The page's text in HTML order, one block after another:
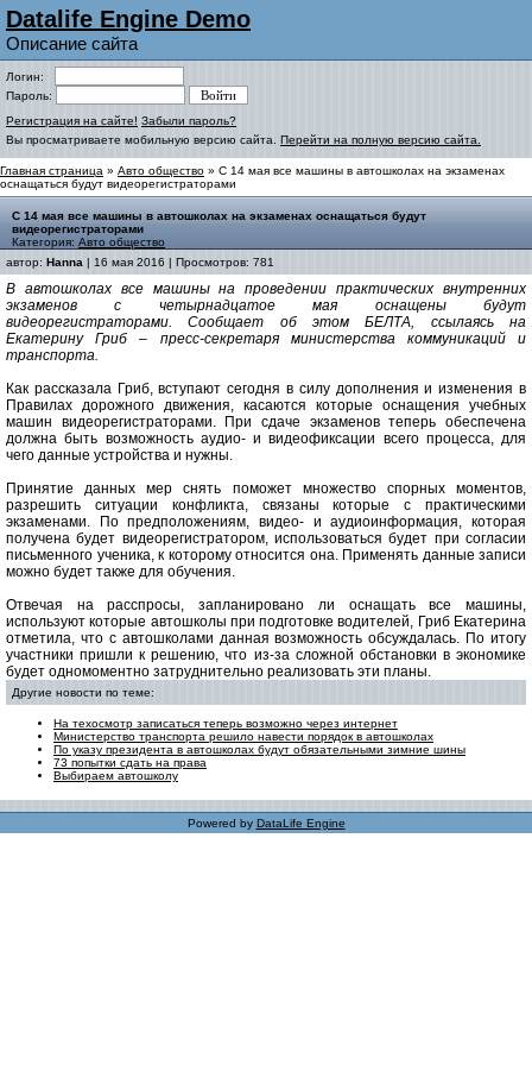
Datalife Engine Demo
Описание сайта
Логин:
Пароль:
Регистрация на сайте! Забыли пароль?
Вы просматриваете мобильную версию сайта. Перейти на полную версию сайта.
Главная страница » Авто общество » С 14 мая все машины в автошколах на экзаменах
оснащаться будут видеорегистраторами
С 14 мая все машины в автошколах на экзаменах оснащаться будут
видеорегистраторами
Категория: Авто общество
автор: Hanna | 16 мая 2016 | Просмотров: 781
В автошколах все машины на проведении практических внутренних
экзаменов с четырнадцатое мая оснащены будут
видеорегистраторами. Сообщает об этом БЕЛТА, ссылаясь на
Екатерину Гриб – пресс-секретаря министерства коммуникаций и
транспорта.
Как рассказала Гриб, вступают сегодня в силу дополнения и изменения в
Правилах дорожного движения, касаются которые оснащения учебных
машин видеорегистраторами. При сдаче экзаменов теперь обеспечена
должна быть возможность аудио- и видеофиксации всего процесса, для
чего данные устройства и нужны.
Принятие данных мер снять поможет множество спорных моментов,
разрешить ситуации конфликта, связаны которые с практическими
экзаменами. По предположениям, видео- и аудиоинформация, которая
получена будет видеорегистратором, использоваться будет при согласии
письменного ученика, к которому относится она. Применять данные записи
можно будет также для обучения.
Отвечая на расспросы, запланировано ли оснащать все машины,
используют которые автошколы при подготовке водителей, Гриб Екатерина
отметила, что с автошколами данная возможность обсуждалась. По итогу
участники пришли к решению, что из-за сложной обстановки в экономике
будет одномоментно затруднительно реализовать эти планы.
Другие новости по теме:
На техосмотр записаться теперь возможно через интернет
Министерство транспорта решило навести порядок в автошколах
По указу президента в автошколах будут обязательными зимние шины
73 попытки сдать на права
Выбираем автошколу
Powered by DataLife Engine